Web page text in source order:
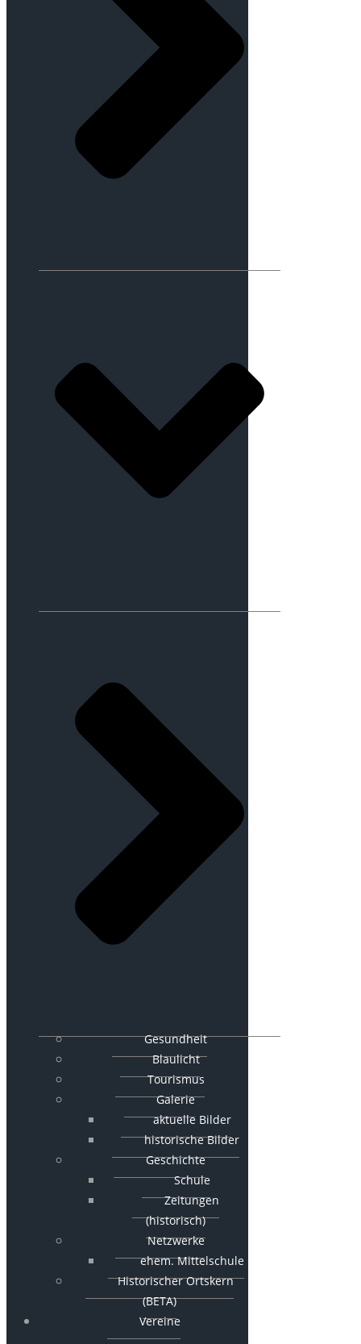
Gesundheit
Blaulicht
Tourismus
Galerie
aktuelle Bilder
historische Bilder
Geschichte
Schule
Zeitungen
(historisch)
Netzwerke
ehem. Mittelschule
Historischer Ortskern
(BETA)
Vereine